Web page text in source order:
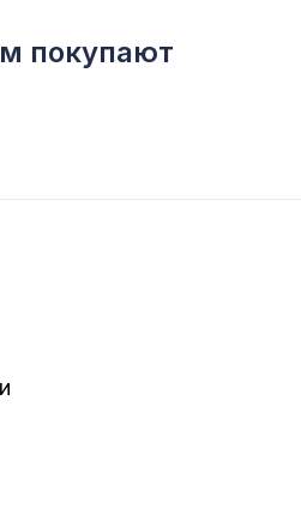
покупают